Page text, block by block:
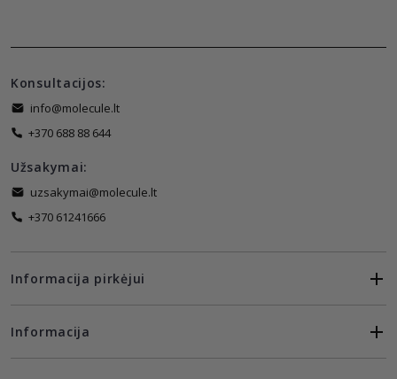
Konsultacijos:
info@molecule.lt
+370 688 88 644
Užsakymai:
uzsakymai@molecule.lt
+370 61241666
Informacija pirkėjui
Informacija